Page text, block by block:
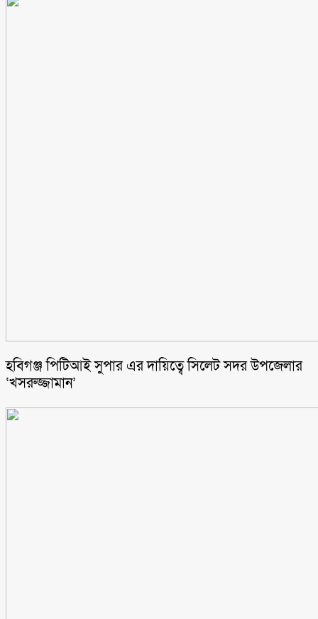
হবিগঞ্জ পিটিআই সুপার এর দায়িত্বে সিলেট সদর উপজেলার
‘খসরুজ্জামান’